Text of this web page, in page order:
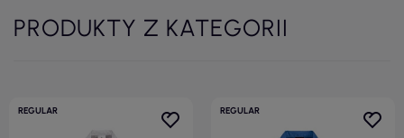
PRODUKTY Z KATEGORII
REGULAR REGULAR